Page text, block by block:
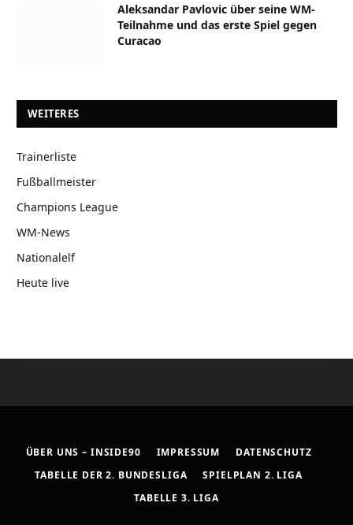
Aleksandar Pavlovic über seine WM-
Teilnahme und das erste Spiel gegen
Curacao
WEITERES
Trainerliste
Fußballmeister
Champions League
WM-News
Nationalelf
Heute live
ÜBER UNS – INSIDE90 IMPRESSUM
DATENSCHUTZ
TABELLE DER 2. BUNDESLIGA
SPIELPLAN 2. LIGA
TABELLE 3. LIGA